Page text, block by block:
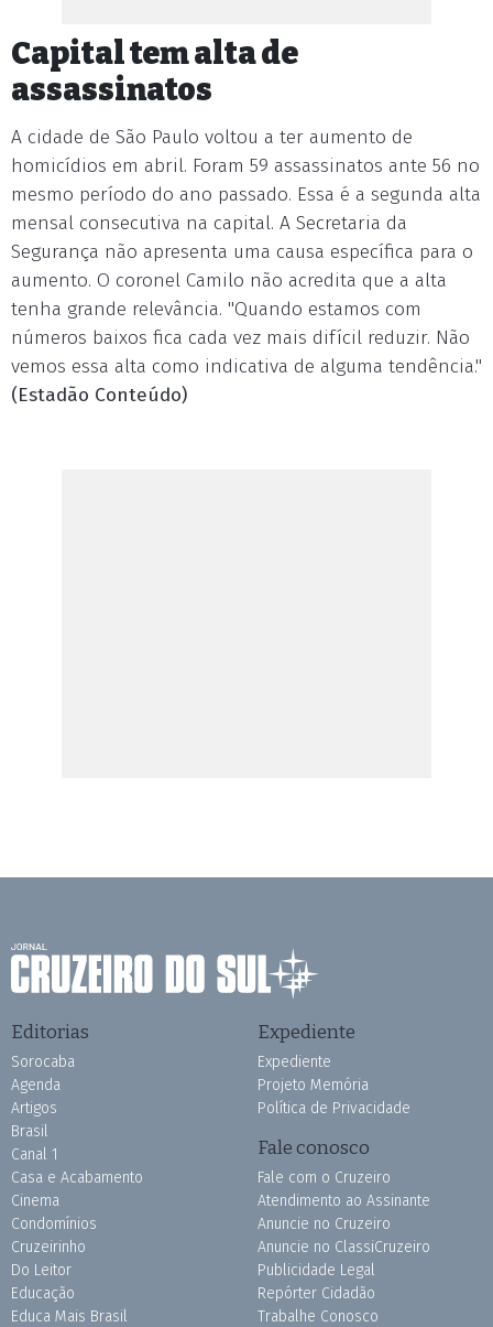
Capital tem alta de
assassinatos
A cidade de São Paulo voltou a ter aumento de
homicídios em abril. Foram 59 assassinatos ante 56 no
mesmo período do ano passado. Essa é a segunda alta
mensal consecutiva na capital. A Secretaria da
Segurança não apresenta uma causa específica para o
aumento. O coronel Camilo não acredita que a alta
tenha grande relevância. "Quando estamos com
números baixos fica cada vez mais difícil reduzir. Não
vemos essa alta como indicativa de alguma tendência."
(Estadão Conteúdo)
Editorias
Sorocaba
Agenda
Artigos
Brasil
Canal 1
Casa e Acabamento
Cinema
Condomínios
Cruzeirinho
Do Leitor
Educação
Educa Mais Brasil
Expediente
Expediente
Projeto Memória
Política de Privacidade
Fale conosco
Fale com o Cruzeiro
Atendimento ao Assinante
Anuncie no Cruzeiro
Anuncie no ClassiCruzeiro
Publicidade Legal
Repórter Cidadão
Trabalhe Conosco